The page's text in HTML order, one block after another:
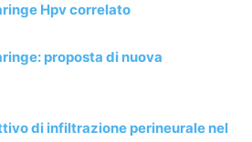
Hpv correlato
proposta di nuova
di infiltrazione perineurale nel